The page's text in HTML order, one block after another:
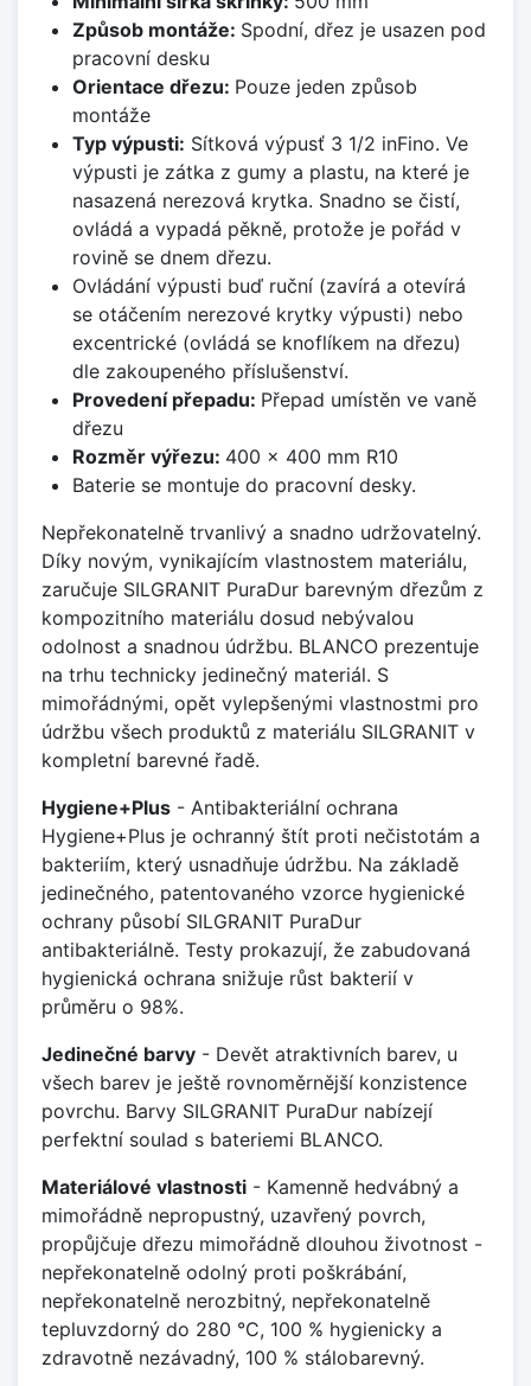
Způsob montáže: Spodní, dřez je usazen pod
pracovní desku
Orientace dřezu: Pouze jeden způsob
montáže
Typ výpusti: Sítková výpusť 3 1/2 inFino. Ve
výpusti je zátka z gumy a plastu, na které je
nasazená nerezová krytka. Snadno se čistí,
ovládá a vypadá pěkně, protože je pořád v
rovině se dnem dřezu.
Ovládání výpusti buď ruční (zavírá a otevírá
se otáčením nerezové krytky výpusti) nebo
excentrické (ovládá se knoflíkem na dřezu)
dle zakoupeného příslušenství.
Provedení přepadu: Přepad umístěn ve vaně
dřezu
Rozměr výřezu: 400 x 400 mm R10
Baterie se montuje do pracovní desky.
Nepřekonatelně trvanlivý a snadno udržovatelný.
Díky novým, vynikajícím vlastnostem materiálu,
zaručuje SILGRANIT PuraDur barevným dřezům z
kompozitního materiálu dosud nebývalou
odolnost a snadnou údržbu. BLANCO prezentuje
na trhu technicky jedinečný materiál. S
mimořádnými, opět vylepšenými vlastnostmi pro
údržbu všech produktů z materiálu SILGRANIT v
kompletní barevné řadě.
Hygiene+Plus - Antibakteriální ochrana
Hygiene+Plus je ochranný štít proti nečistotám a
bakteriím, který usnadňuje údržbu. Na základě
jedinečného, patentovaného vzorce hygienické
ochrany působí SILGRANIT PuraDur
antibakteriálně. Testy prokazují, že zabudovaná
hygienická ochrana snižuje růst bakterií v
průměru o 98%.
Jedinečné barvy - Devět atraktivních barev, u
všech barev je ještě rovnoměrnější konzistence
povrchu. Barvy SILGRANIT PuraDur nabízejí
perfektní soulad s bateriemi BLANCO.
Materiálové vlastnosti - Kamenně hedvábný a
mimořádně nepropustný, uzavřený povrch,
propůjčuje dřezu mimořádně dlouhou životnost -
nepřekonatelně odolný proti poškrábání,
nepřekonatelně nerozbitný, nepřekonatelně
tepluvzdorný do 280 °C, 100 % hygienicky a
zdravotně nezávadný, 100 % stálobarevný.